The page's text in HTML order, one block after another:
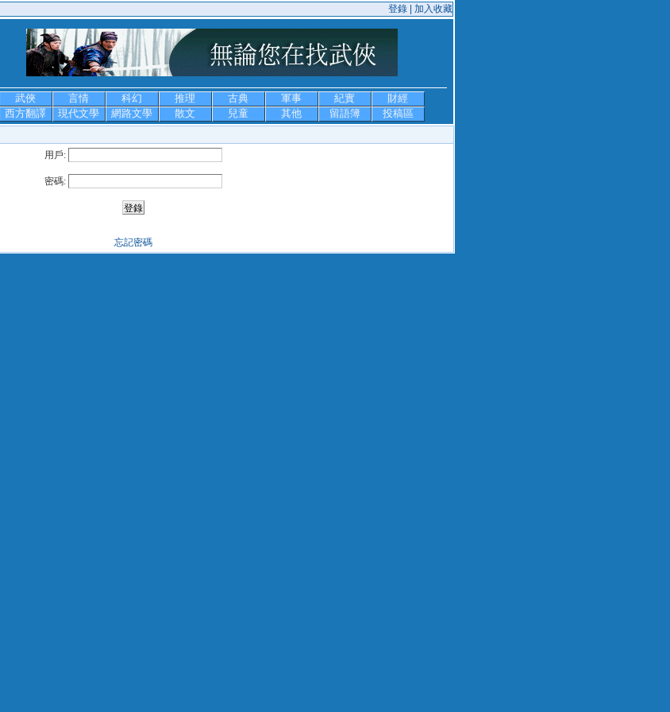
登錄 | 加入收藏
武俠 言情 科幻 推理 古典 軍事 紀實
財經
西方翻譯
現代文學 網路文學 散文 兒童 其他 留語簿 投稿區
用戶:
密碼:
忘記密碼